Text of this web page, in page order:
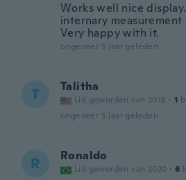
Works well nice
internary
Very happy with it.
ongeveer 5 jaar geleden
T Talitha
Lid geworden van 2018 · 1
ongeveer 5 jaar geleden
R Ronaldo
Lid geworden van 2020 · 6